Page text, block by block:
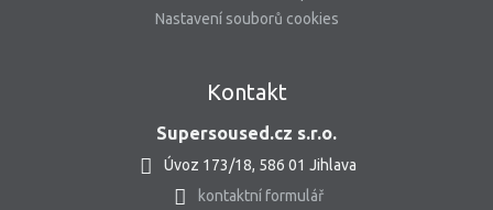
Nastavení souborů cookies
Kontakt
Supersoused.cz s.r.o.
Úvoz 173/18, 586 01 Jihlava
kontaktní formulář